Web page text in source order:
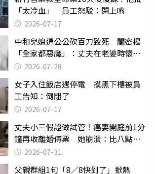
「太冷血」 員工怒駁：閉上嘴
2026-07-17
中和兒媳遭公公砍百刀致死 閨密揭
「全家都惡魔」：丈夫在老婆時懷孕
摔東西
2026-07-28
女子入住飯店遇停電 摸黑下樓被員
工告知：倒閉了
2026-07-17
丈夫小三假證做試管！癌妻開庭前1分
鐘再收離婚傳票 她崩潰：比八點檔
還扯2026-07-31
父親群組1句「8／8快到了」掀熱